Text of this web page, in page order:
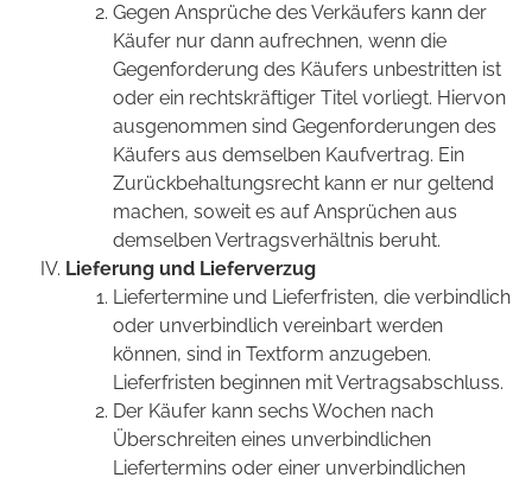
Gegen Ansprüche des Verkäufers kann der
Käufer nur dann aufrechnen, wenn die
Gegenforderung des Käufers unbestritten ist
oder ein rechtskräftiger Titel vorliegt. Hiervon
ausgenommen sind Gegenforderungen des
Käufers aus demselben Kaufvertrag. Ein
Zurückbehaltungsrecht kann er nur geltend
machen, soweit es auf Ansprüchen aus
demselben Vertragsverhältnis beruht.
Lieferung und Lieferverzug
Liefertermine und Lieferfristen, die verbindlich
oder unverbindlich vereinbart werden
können, sind in Textform anzugeben.
Lieferfristen beginnen mit Vertragsabschluss.
Der Käufer kann sechs Wochen nach
Überschreiten eines unverbindlichen
Liefertermins oder einer unverbindlichen